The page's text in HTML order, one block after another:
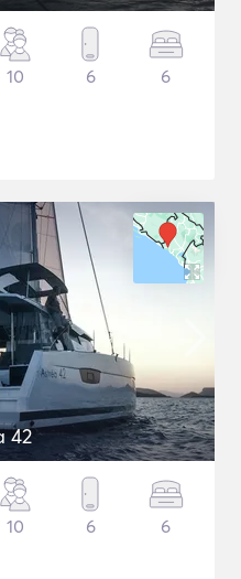
10 6 6
42
10 6 6